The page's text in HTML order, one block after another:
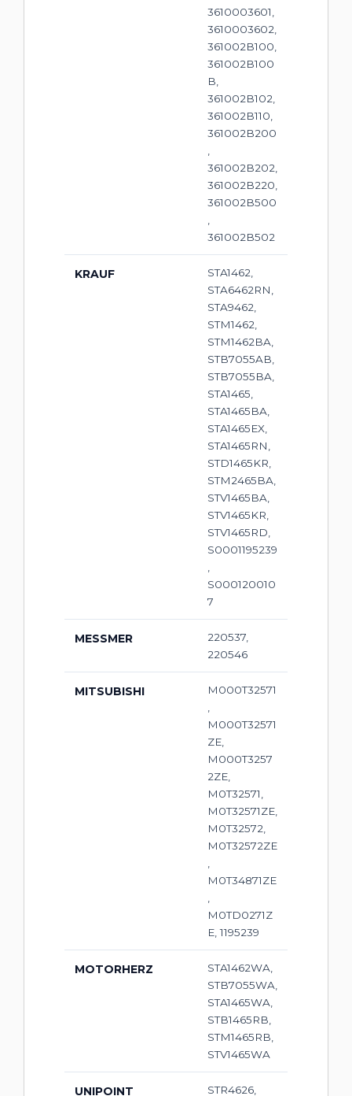
3610003601,
3610003602,
361002B100,
361002B100
B,
361002B102,
361002B110,
361002B200
361002B202,
361002B220,
361002B500
361002B502
KRAUF
STA1462,
STA6462RN,
STA9462,
STM1462,
STM1462BA,
STB7055AB,
STB7055BA,
STA1465,
STA1465BA,
STA1465EX,
STA1465RN,
STD1465KR,
STM2465BA,
STV1465BA,
STV1465KR,
STV1465RD,
S0001195239
S000120010
7
MESSMER
220537,
220546
MITSUBISHI
M000T32571
M000T32571
ZE,
M000T3257
2ZE,
M0T32571,
M0T32571ZE,
M0T32572,
M0T32572ZE
M0T34871ZE
M0TD0271Z
E, 1195239
MOTORHERZ
STA1462WA,
STB7055WA,
STA1465WA,
STB1465RB,
STM1465RB,
STV1465WA
UNIPOINT
STR4626,